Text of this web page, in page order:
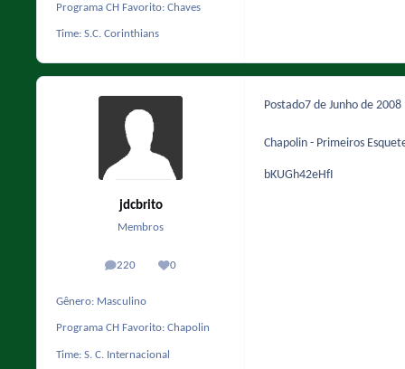
Programa CH Favorito: Chaves
Time: S.C. Corinthians
jdcbrito
Membros
220
posts 0
Reputação
Gênero: Masculino
Programa CH Favorito: Chapolin
Time: S. C. Internacional
Postado7 de Junho de 2008
Chapolin - Primeiros
bKUGh42eHfI